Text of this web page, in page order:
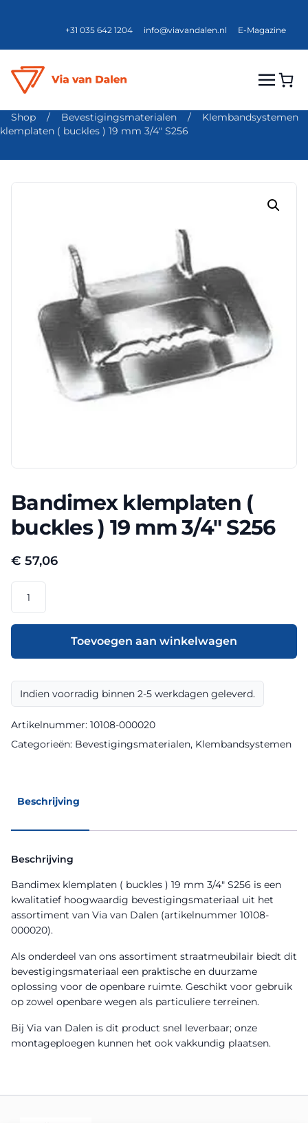
+31 035 642 1204 info@viavandalen.nl E-Magazine
Shop / Bevestigingsmaterialen /
Klembandsystemen
klemplaten ( buckles ) 19 mm 3/4″ S256
Bandimex klemplaten (
buckles ) 19 mm 3/4″ S256
€ 57,06
klemplaten
(
)
mm
3/4"
S256
aantal
Toevoegen aan winkelwagen
Indien voorradig binnen 2-5 werkdagen geleverd.
Artikelnummer: 10108-000020
Categorieën: Bevestigingsmaterialen, Klembandsystemen
Beschrijving
Beschrijving
Bandimex klemplaten ( buckles ) 19 mm 3/4″ S256 is een
kwalitatief hoogwaardig bevestigingsmateriaal uit het
assortiment van Via van Dalen (artikelnummer 10108-
000020).
Als onderdeel van ons assortiment straatmeubilair biedt dit
bevestigingsmateriaal een praktische en duurzame
oplossing voor de openbare ruimte. Geschikt voor gebruik
op zowel openbare wegen als particuliere terreinen.
Bij Via van Dalen is dit product snel leverbaar; onze
montageploegen kunnen het ook vakkundig plaatsen.